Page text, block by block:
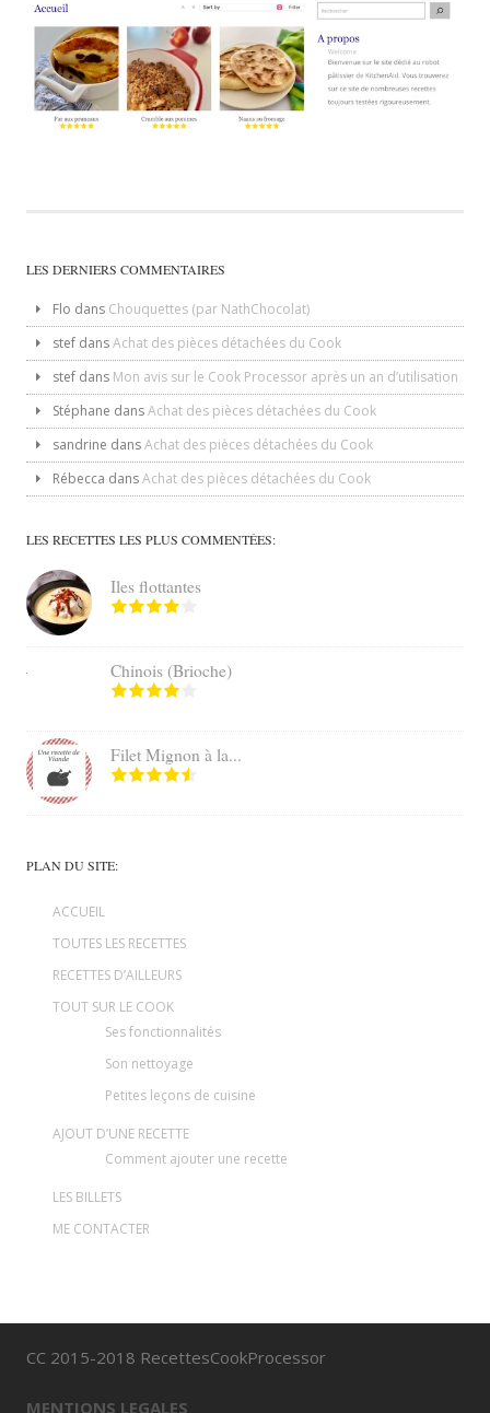
LES DERNIERS COMMENTAIRES
Flo dans Chouquettes (par NathChocolat)
stef dansAchat des pièces détachées du Cook
stef dans Mon avis sur le Cook Processor après un an d’utilisation
Stéphane dansAchat des pièces détachées du Cook
sandrine dansAchat des pièces détachées du Cook
Rébecca dansAchat des pièces détachées du Cook
LES RECETTES LES PLUS COMMENTÉES:
Iles flottantes
Chinois (Brioche)
Filet Mignon à la...
PLAN DU SITE:
ACCUEIL
TOUTES LES RECETTES
RECETTES D’AILLEURS
TOUT SUR LE COOK
Ses fonctionnalités
Son nettoyage
Petites leçons de cuisine
AJOUT D’UNE RECETTE
Comment ajouter une recette
LES BILLETS
ME CONTACTER
CC 2015-2018 RecettesCookProcessor
MENTIONS LEGALES